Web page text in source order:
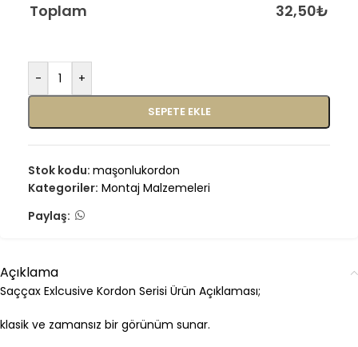
Toplam 32,50₺
- +
SEPETE EKLE
Stok kodu: maşonlukordon
Kategoriler: Montaj Malzemeleri
Paylaş:
Açıklama
Saççax Exlcusive Kordon Serisi Ürün Açıklaması;
klasik ve zamansız bir görünüm sunar.